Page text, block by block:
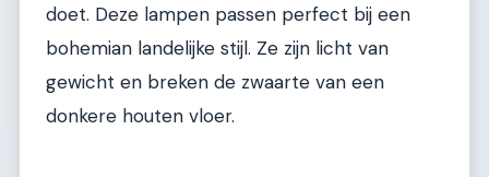
doet. Deze lampen passen perfect bij een
bohemian landelijke stijl. Ze zijn licht van
gewicht en breken de zwaarte van een
donkere houten vloer.